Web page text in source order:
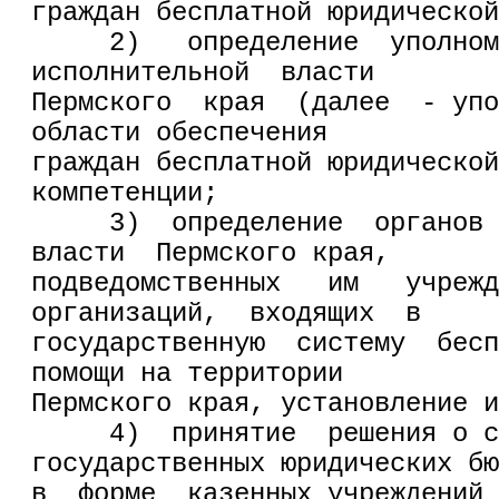
граждан бесплатной
2)   определение
исполнительной  власти
Пермского  края  (далее  -
области обеспечения
граждан бесплатной
компетенции;
3)  определение  органов
власти  Пермского края,
подведомственных   им
организаций,  входящих  в
государственную  систему
помощи на территории
Пермского края, установление
4)  принятие  решения о
государственных юридических